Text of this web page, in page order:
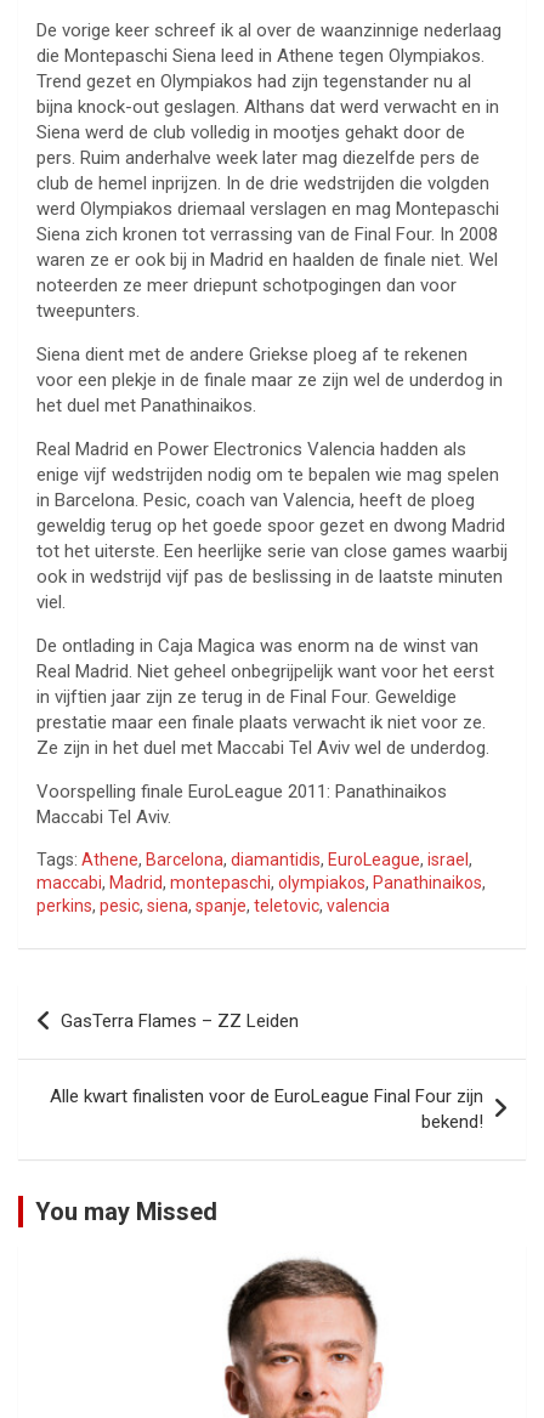
De vorige keer schreef ik al over de waanzinnige nederlaag
die Montepaschi Siena leed in Athene tegen Olympiakos.
Trend gezet en Olympiakos had zijn tegenstander nu al
bijna knock-out geslagen. Althans dat werd verwacht en in
Siena werd de club volledig in mootjes gehakt door de
pers. Ruim anderhalve week later mag diezelfde pers de
club de hemel inprijzen. In de drie wedstrijden die volgden
werd Olympiakos driemaal verslagen en mag Montepaschi
Siena zich kronen tot verrassing van de Final Four. In 2008
waren ze er ook bij in Madrid en haalden de finale niet. Wel
noteerden ze meer driepunt schotpogingen dan voor
tweepunters.
Siena dient met de andere Griekse ploeg af te rekenen
voor een plekje in de finale maar ze zijn wel de underdog in
het duel met Panathinaikos.
Real Madrid en Power Electronics Valencia hadden als
enige vijf wedstrijden nodig om te bepalen wie mag spelen
in Barcelona. Pesic, coach van Valencia, heeft de ploeg
geweldig terug op het goede spoor gezet en dwong Madrid
tot het uiterste. Een heerlijke serie van close games waarbij
ook in wedstrijd vijf pas de beslissing in de laatste minuten
viel.
De ontlading in Caja Magica was enorm na de winst van
Real Madrid. Niet geheel onbegrijpelijk want voor het eerst
in vijftien jaar zijn ze terug in de Final Four. Geweldige
prestatie maar een finale plaats verwacht ik niet voor ze.
Ze zijn in het duel met Maccabi Tel Aviv wel de underdog.
Voorspelling finale EuroLeague 2011: Panathinaikos
Maccabi Tel Aviv.
Tags: Athene, Barcelona, diamantidis, EuroLeague, israel ,
maccabi, Madrid, montepaschi, olympiakos, Panathinaikos,
perkins, pesic, siena, spanje, teletovic, valencia
Bericht
navigatie
GasTerra Flames – ZZ Leiden
Alle kwart finalisten voor de EuroLeague Final Four zijn
bekend!
You may Missed